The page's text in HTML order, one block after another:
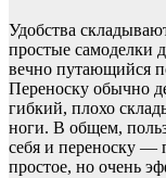
Удобства
простые самоделки
вечно путающийся
Переноску обычно
гибкий, плохо
ноги. В общем,
себя и переноску —
простое, но очень